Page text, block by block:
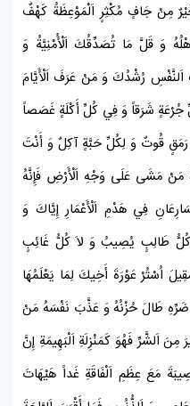
مِنْ جَافٍ مُكْثِرٍ اَلْمَوْعِظَةُ كَهْفٌ
وَ قَلَّ مَا تُصَدِّقُكَ اَلْأُمْنِيَّةُ وَ
اَلنَّفْسِ رُشْدُكَ وَ مَنْ عَرَفَ اَلْأَيَّامَ
جُرْعَةٍ شَرَقاً وَ فِي كُلِّ أَكْلَةٍ غَصَصاً
رَمَقٍ قُوتٌ وَ لِكُلِّ حَبَّةٍ آكِلٌ وَ أَنْتَ
مَنْ مَشَى عَلَى وَجْهِ اَلْأَرْضِ فَإِنَّهُ
فِي هَدْمِ اَلْأَعْمَارِ إِيَّاكَ وَ
كُلُّ طَالِبٍ يُصِيبُ وَ لاَ كُلُّ غَائِبٍ
اُسْتُرْ عَوْرَةَ أَخِيكَ لِمَا يَعْلَمُهَا
طَالَ حُزْنُهُ وَ عَذَّبَ نَفْسَهُ مَنْ
اَلشَّرِّ فَهُوَ كَمَنْزِلَةِ اَلْبَهِيمَةِ إِنَّ
مَعَ عِظَمِ اَلْفَاقَةِ غَداً هَيْهَاتَ